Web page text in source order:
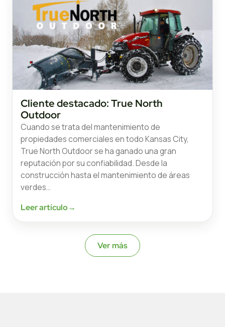
Cliente destacado: True North
Outdoor
Cuando se trata del mantenimiento de
propiedades comerciales en todo Kansas City,
True North Outdoor se ha ganado una gran
reputación por su confiabilidad. Desde la
construcción hasta el mantenimiento de áreas
verdes…
Leer artículo→
Ver más